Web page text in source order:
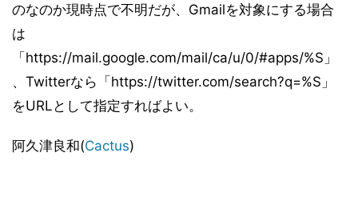
のなのか現時点で不明だが、Gmailを対象にする場合
は
「https://mail.google.com/mail/ca/u/0/#apps/%S」
、Twitterなら「https://twitter.com/search?q=%S」
をURLとして指定すればよい。
阿久津良和(Cactus)